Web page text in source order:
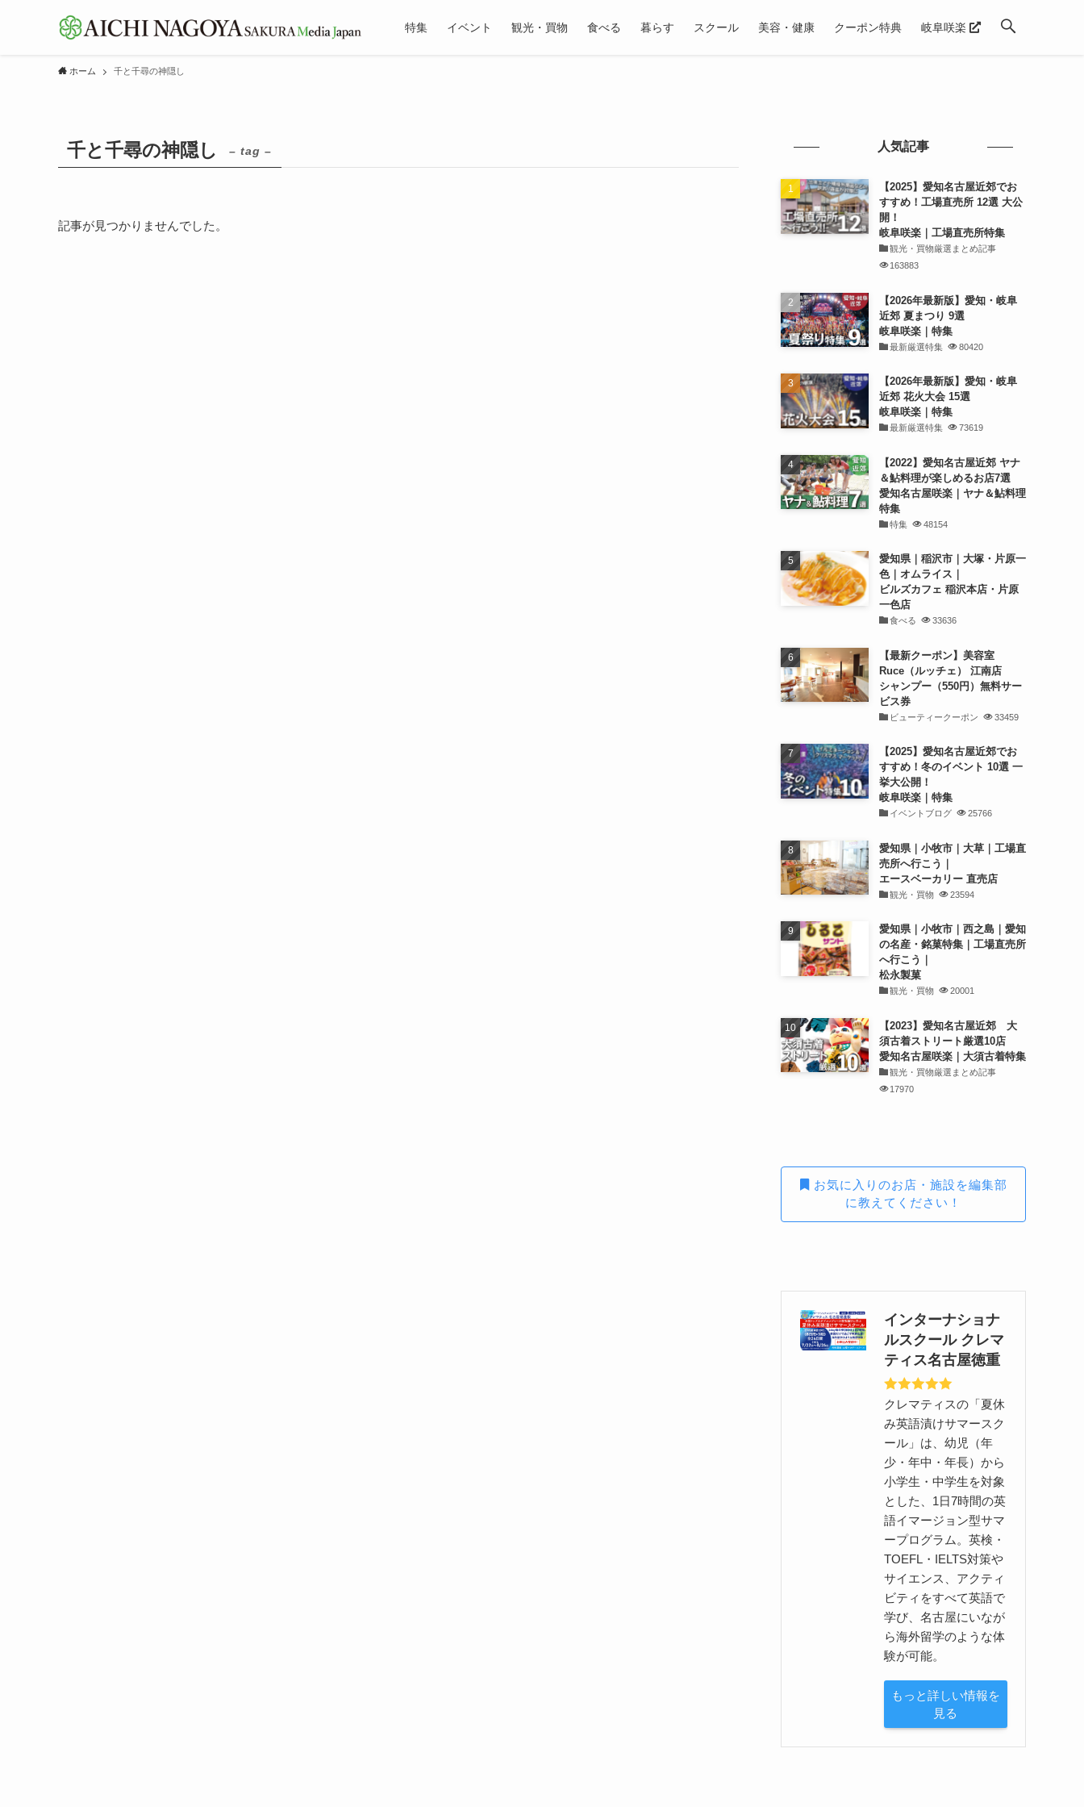
特集 イベント 観光・買物 食べる 暮らす スクール 美容・健康 クーポン特典 岐阜咲楽
ホーム 千と千尋の神隠し
千と千尋の神隠し – tag –
記事が見つかりませんでした。
人気記事
【2025】愛知名古屋近郊でお
すすめ！工場直売所 12選 大公
開！
岐阜咲楽｜工場直売所特集
観光・買物厳選まとめ記事
163883
【2026年最新版】愛知・岐阜
近郊 夏まつり 9選
岐阜咲楽｜特集
最新厳選特集 80420
【2026年最新版】愛知・岐阜
近郊 花火大会 15選
岐阜咲楽｜特集
最新厳選特集 73619
【2022】愛知名古屋近郊 ヤナ
＆鮎料理が楽しめるお店7選
愛知名古屋咲楽｜ヤナ＆鮎料理
特集
特集 48154
愛知県｜稲沢市｜大塚・片原一
色｜オムライス｜
ビルズカフェ 稲沢本店・片原
一色店
食べる 33636
【最新クーポン】美容室
Ruce（ルッチェ） 江南店
シャンプー（550円）無料サー
ビス券
ビューティークーポン 33459
【2025】愛知名古屋近郊でお
すすめ！冬のイベント 10選 一
挙大公開！
岐阜咲楽｜特集
イベントブログ 25766
愛知県｜小牧市｜大草｜工場直
売所へ行こう｜
エースベーカリー 直売店
観光・買物 23594
愛知県｜小牧市｜西之島｜愛知
の名産・銘菓特集｜工場直売所
へ行こう｜
松永製菓
観光・買物 20001
【2023】愛知名古屋近郊 大
須古着ストリート厳選10店
愛知名古屋咲楽｜大須古着特集
観光・買物厳選まとめ記事
17970
お気に入りのお店・施設を編集部
に教えてください！
インターナショナ
ルスクール クレマ
ティス名古屋徳重
クレマティスの「夏休
み英語漬けサマースク
ール」は、幼児（年
少・年中・年長）から
小学生・中学生を対象
とした、1日7時間の英
語イマージョン型サマ
ープログラム。英検・
TOEFL・IELTS対策や
サイエンス、アクティ
ビティをすべて英語で
学び、名古屋にいなが
ら海外留学のような体
験が可能。
もっと詳しい情報を
見る